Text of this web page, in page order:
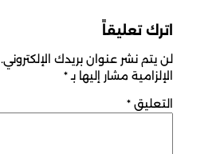
اترك تعليقاً
لن يتم نشر عنوان بريدك الإلكتروني.
الإلزامية مشار إليها بـ*
التعليق *